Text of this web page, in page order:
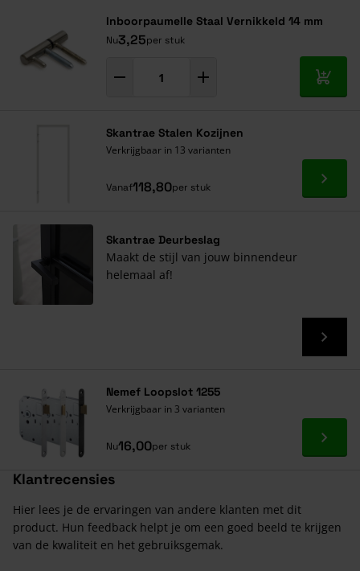
Inboorpaumelle Staal Vernikkeld 14 mm
Nu3,25per stuk
In
Skantrae Stalen Kozijnen
Verkrijgbaar in 13 varianten
Vanaf118,80per stuk Ga
Skantrae Deurbeslag
Maakt de stijl van jouw binnendeur
helemaal af!
Nemef Loopslot 1255
Verkrijgbaar in 3 varianten
Nu16,00per stuk Ga
Klantrecensies
Hier lees je de ervaringen van andere klanten met dit
product. Hun feedback helpt je om een goed beeld te krijgen
van de kwaliteit en het gebruiksgemak.